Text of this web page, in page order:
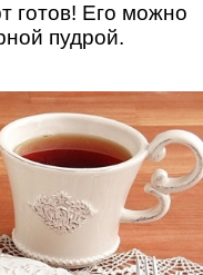
готов! Его можно
пудрой.